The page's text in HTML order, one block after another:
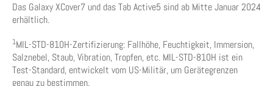
Das Galaxy XCover7 und das Tab Active5 sind ab Mitte Januar 2024
erhältlich.
1MIL-STD-810H-Zertifizierung: Fallhöhe, Feuchtigkeit, Immersion,
Salznebel, Staub, Vibration, Tropfen, etc. MIL-STD-810H ist ein
Test-Standard, entwickelt vom US-Militär, um Gerätegrenzen
genau zu bestimmen.